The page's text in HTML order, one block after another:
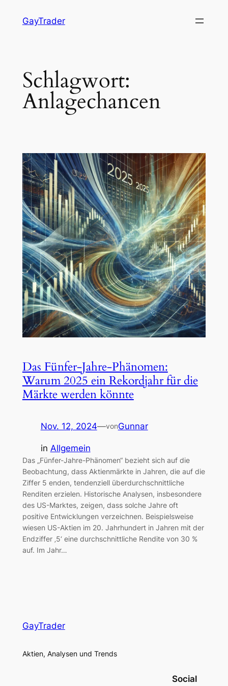
InhaltGayTrader
Schlagwort:
Anlagechancen
Das Fünfer-Jahre-Phänomen:
Warum 2025 ein Rekordjahr für die
Märkte werden könnte
Nov. 12, 2024—vonGunnar
in Allgemein
Das „Fünfer-Jahre-Phänomen“ bezieht sich auf die
Beobachtung, dass Aktienmärkte in Jahren, die auf die
Ziffer 5 enden, tendenziell überdurchschnittliche
Renditen erzielen. Historische Analysen, insbesondere
des US-Marktes, zeigen, dass solche Jahre oft
positive Entwicklungen verzeichnen. Beispielsweise
wiesen US-Aktien im 20. Jahrhundert in Jahren mit der
Endziffer ‚5‘ eine durchschnittliche Rendite von 30 %
auf. Im Jahr…
GayTrader
Aktien, Analysen und Trends
Social